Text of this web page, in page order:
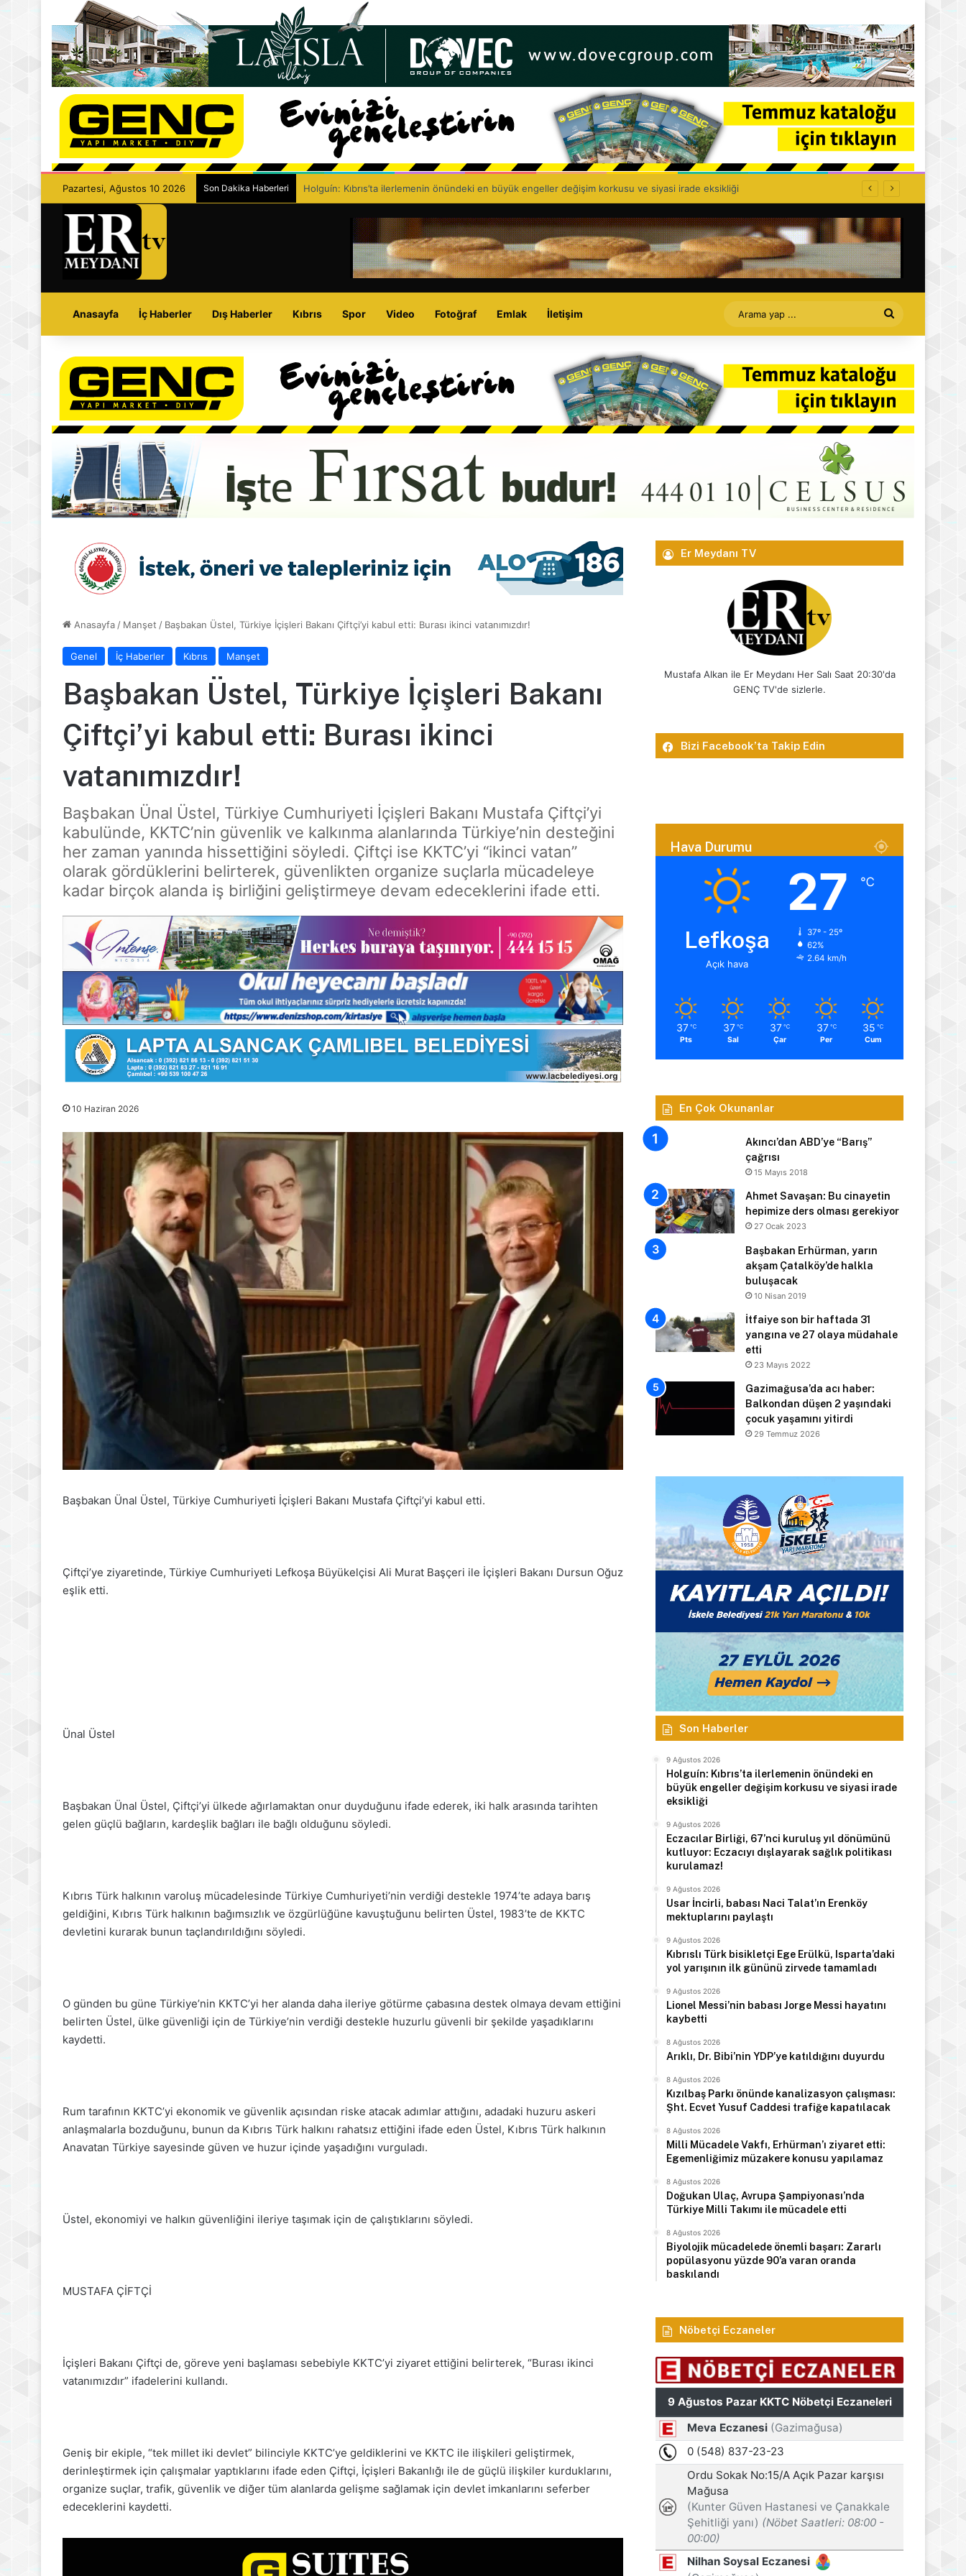
Pazartesi, Ağustos 10 2026 Son Dakika Haberleri Eczacılar Birliği, 67’nci kuruluş yıl dönümünü kutluyor: Eczacıyı dışlayarak sağlık politikası kurulamaz!
Anasayfa İç Haberler Dış Haberler Kıbrıs Spor Video Fotoğraf Emlak İletişim
Arama
yap
...
Anasayfa / Manşet / Başbakan Üstel, Türkiye İçişleri Bakanı Çiftçi’yi kabul etti: Burası ikinci vatanımızdır!
Genel İç Haberler Kıbrıs Manşet
Başbakan Üstel, Türkiye İçişleri Bakanı
Çiftçi’yi kabul etti: Burası ikinci
vatanımızdır!
Başbakan Ünal Üstel, Türkiye Cumhuriyeti İçişleri Bakanı Mustafa Çiftçi’yi
kabulünde, KKTC’nin güvenlik ve kalkınma alanlarında Türkiye’nin desteğini
her zaman yanında hissettiğini söyledi. Çiftçi ise KKTC’yi “ikinci vatan”
olarak gördüklerini belirterek, güvenlikten organize suçlarla mücadeleye
kadar birçok alanda iş birliğini geliştirmeye devam edeceklerini ifade etti.
10 Haziran 2026
Başbakan Ünal Üstel, Türkiye Cumhuriyeti İçişleri Bakanı Mustafa Çiftçi’yi kabul etti.
Çiftçi’ye ziyaretinde, Türkiye Cumhuriyeti Lefkoşa Büyükelçisi Ali Murat Başçeri ile İçişleri Bakanı Dursun Oğuz
eşlik etti.
Ünal Üstel
Başbakan Ünal Üstel, Çiftçi’yi ülkede ağırlamaktan onur duyduğunu ifade ederek, iki halk arasında tarihten
gelen güçlü bağların, kardeşlik bağları ile bağlı olduğunu söyledi.
Kıbrıs Türk halkının varoluş mücadelesinde Türkiye Cumhuriyeti’nin verdiği destekle 1974’te adaya barış
geldiğini, Kıbrıs Türk halkının bağımsızlık ve özgürlüğüne kavuştuğunu belirten Üstel, 1983’te de KKTC
devletini kurarak bunun taçlandırıldığını söyledi.
O günden bu güne Türkiye’nin KKTC’yi her alanda daha ileriye götürme çabasına destek olmaya devam ettiğini
belirten Üstel, ülke güvenliği için de Türkiye’nin verdiği destekle huzurlu güvenli bir şekilde yaşadıklarını
kaydetti.
Rum tarafının KKTC’yi ekonomik ve güvenlik açısından riske atacak adımlar attığını, adadaki huzuru askeri
anlaşmalarla bozduğunu, bunun da Kıbrıs Türk halkını rahatsız ettiğini ifade eden Üstel, Kıbrıs Türk halkının
Anavatan Türkiye sayesinde güven ve huzur içinde yaşadığını vurguladı.
Üstel, ekonomiyi ve halkın güvenliğini ileriye taşımak için de çalıştıklarını söyledi.
MUSTAFA ÇİFTÇİ
İçişleri Bakanı Çiftçi de, göreve yeni başlaması sebebiyle KKTC’yi ziyaret ettiğini belirterek, “Burası ikinci
vatanımızdır” ifadelerini kullandı.
Geniş bir ekiple, “tek millet iki devlet” bilinciyle KKTC’ye geldiklerini ve KKTC ile ilişkileri geliştirmek,
derinleştirmek için çalışmalar yaptıklarını ifade eden Çiftçi, İçişleri Bakanlığı ile de güçlü ilişkiler kurduklarını,
organize suçlar, trafik, güvenlik ve diğer tüm alanlarda gelişme sağlamak için devlet imkanlarını seferber
edeceklerini kaydetti.
Er Meydanı TV
Mustafa Alkan ile Er Meydanı Her Salı Saat 20:30'da
GENÇ TV'de sizlerle.
Bizi Facebook’ta Takip Edin
Hava Durumu
Lefkoşa
Açık hava
27 ℃
37º - 25º
62%
2.64 km/h
37 ℃
Pts
37 ℃
Sal
37 ℃
Çar
37 ℃
Per
35 ℃
Cum
En Çok Okunanlar
Akıncı’dan ABD’ye “Barış”
çağrısı
15 Mayıs 2018
Ahmet Savaşan: Bu cinayetin
hepimize ders olması gerekiyor
27 Ocak 2023
Başbakan Erhürman, yarın
akşam Çatalköy’de halkla
buluşacak
10 Nisan 2019
İtfaiye son bir haftada 31
yangına ve 27 olaya müdahale
etti
23 Mayıs 2022
Gazimağusa’da acı haber:
Balkondan düşen 2 yaşındaki
çocuk yaşamını yitirdi
29 Temmuz 2026
Son Haberler
9 Ağustos 2026
Holguín: Kıbrıs’ta ilerlemenin önündeki en
büyük engeller değişim korkusu ve siyasi irade
eksikliği
9 Ağustos 2026
Eczacılar Birliği, 67’nci kuruluş yıl dönümünü
kutluyor: Eczacıyı dışlayarak sağlık politikası
kurulamaz!
9 Ağustos 2026
Usar İncirli, babası Naci Talat’ın Erenköy
mektuplarını paylaştı
9 Ağustos 2026
Kıbrıslı Türk bisikletçi Ege Erülkü, Isparta’daki
yol yarışının ilk gününü zirvede tamamladı
9 Ağustos 2026
Lionel Messi’nin babası Jorge Messi hayatını
kaybetti
8 Ağustos 2026
Arıklı, Dr. Bibi’nin YDP’ye katıldığını duyurdu
8 Ağustos 2026
Kızılbaş Parkı önünde kanalizasyon çalışması:
Şht. Ecvet Yusuf Caddesi trafiğe kapatılacak
8 Ağustos 2026
Milli Mücadele Vakfı, Erhürman’ı ziyaret etti:
Egemenliğimiz müzakere konusu yapılamaz
8 Ağustos 2026
Doğukan Ulaç, Avrupa Şampiyonası’nda
Türkiye Milli Takımı ile mücadele etti
8 Ağustos 2026
Biyolojik mücadelede önemli başarı: Zararlı
popülasyonu yüzde 90’a varan oranda
baskılandı
Nöbetçi Eczaneler